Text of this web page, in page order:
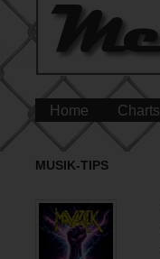
Home Charts
MUSIK-TIPS